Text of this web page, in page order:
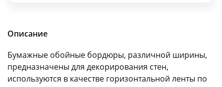
Описание
Бумажные обойные бордюры, различной ширины,
предназначены для декорирования стен,
используются в качестве горизонтальной ленты по